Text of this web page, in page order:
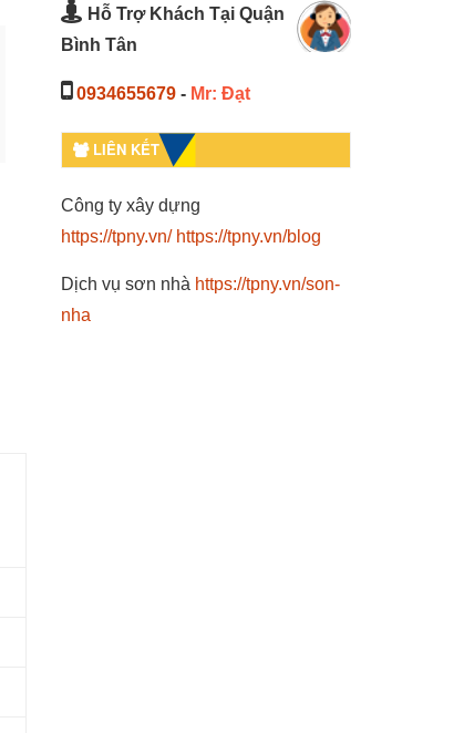
Hỗ Trợ Khách Tại Quận
Bình Tân
0934655679- Mr: Đạt
LIÊN KẾT
Công ty xây dựng
https://tpny.vn/ https://tpny.vn/blog
Dịch vụ sơn nhà https://tpny.vn/son-
nha